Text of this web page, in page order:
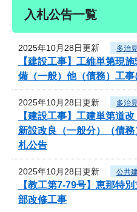
入札公告一覧
2025年10月28日更新 多治
【建設工事】工維単第
備（一般）他（債務）工
2025年10月28日更新 多治
【建設工事】工建単第
新設改良（一般分）（債
札公告
2025年10月28日更新 公共
【教工第7-79号】恵那特
部改修工事